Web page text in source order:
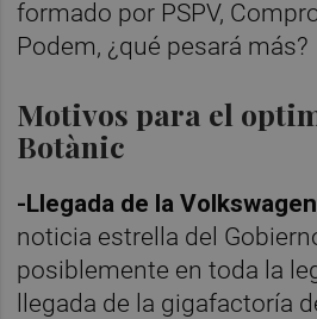
formado por PSPV,
Podem, ¿qué pesará más?
Motivos para el
Botànic
-Llegada de la Volkswagen
noticia estrella del
posiblemente en toda la
llegada de la gigafactoría